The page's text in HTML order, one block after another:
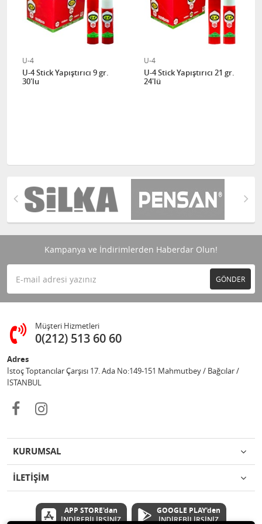
U-4
U-4 Stick Yapıştırıcı 9 gr.
30'lu
U-4
U-4 Stick Yapıştırıcı 21 gr.
24'lü
Kampanya ve İndirimlerden Haberdar Olun!
GÖNDER
Müşteri Hizmetleri
0(212) 513 60 60
Adres
İstoç Toptancılar Çarşısı 17. Ada No:149-151 Mahmutbey / Bağcılar /
İSTANBUL
KURUMSAL
İLETİŞİM
APP STORE'dan
İNDİREBİLİRSİNİZ
GOOGLE PLAY'den
İNDİREBİLİRSİNİZ